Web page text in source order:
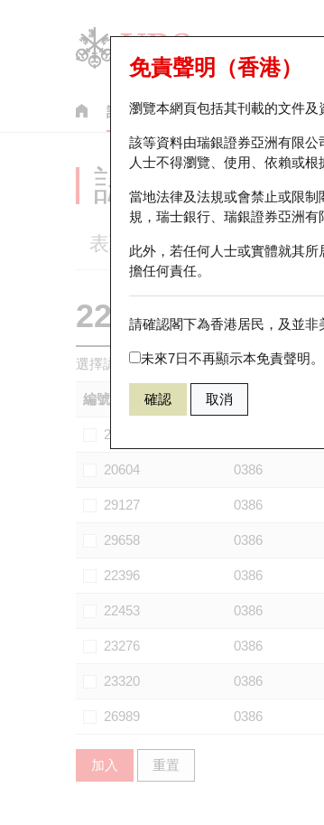
認股證 牛熊證 美股指數產品
免責聲明（香港）
瀏覽本網頁包括其刊載的文件及
該等資料由瑞銀證券亞洲有限
人士不得瀏覽、使用、依賴或
當地法律及法規或會禁止或限
規，瑞士銀行、瑞銀證券亞洲
此外，若任何人士或實體就其
擔任何責任。
請確認閣下為香港居民，及並
未來7日不再顯示本免責聲明。
確認 取消
認股證分析
表現 街貨統計 比較
22497 瑞銀認購
選擇認股證作比較*你可以選擇最多五隻
編號
20146
20604 0386
29127 0386
29658 0386
22396 0386
22453 0386
23276 0386
23320 0386
26989 0386
加入 重置